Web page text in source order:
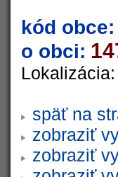
kód obce:
o obci:
Lokalizácia:
späť na
zobraziť
zobraziť